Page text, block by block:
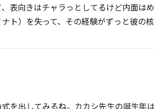
表向きはチャラっとしてるけど内面は
ナト）を失って、その経験がずっと彼の
を出してみるね。カカシ先生の誕生年